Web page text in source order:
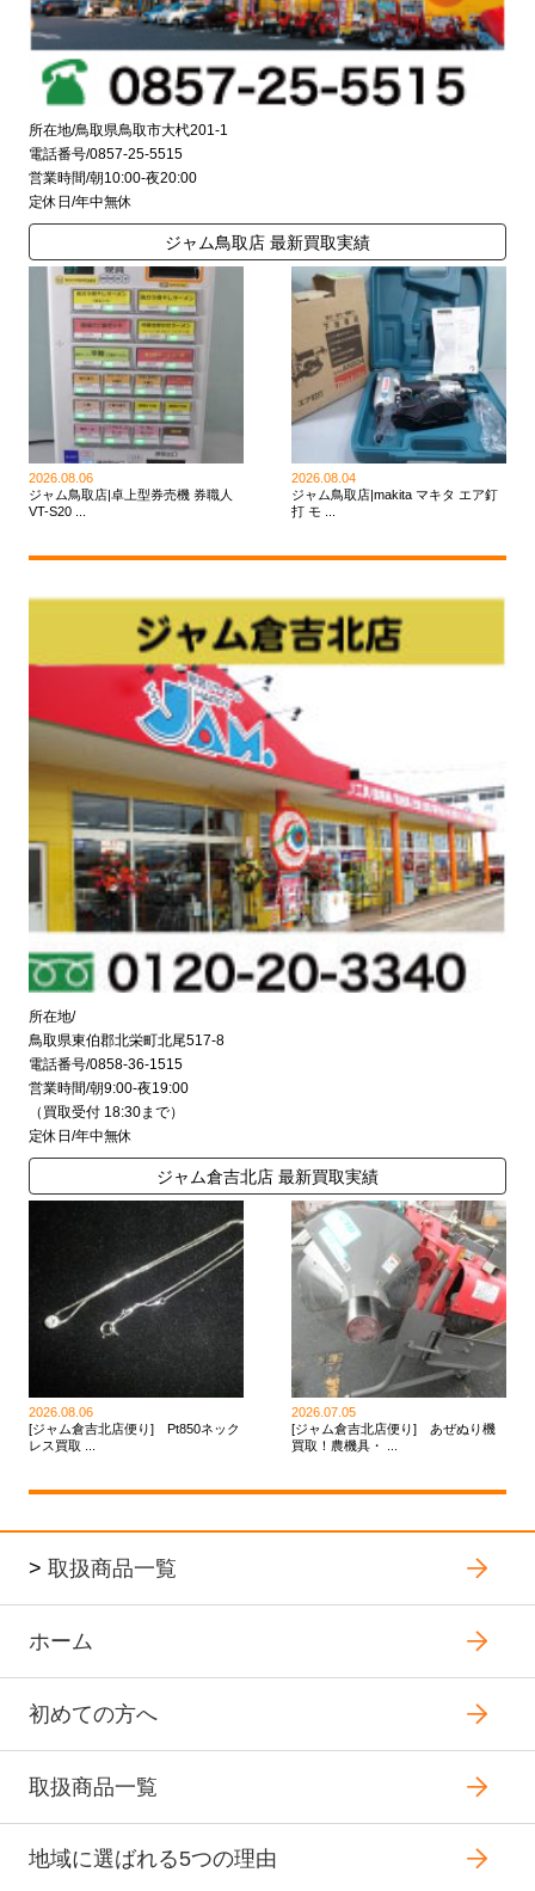
所在地/鳥取県鳥取市大杙201-1
電話番号/0857-25-5515
営業時間/朝10:00-夜20:00
定休日/年中無休
ジャム鳥取店 最新買取実績
2026.08.06
ジャム鳥取店|卓上型券売機 券職人
VT-S20 ...
2026.08.04
ジャム鳥取店|makita マキタ エア釘
打 モ ...
所在地/
鳥取県東伯郡北栄町北尾517-8
電話番号/0858-36-1515
営業時間/朝9:00-夜19:00
（買取受付 18:30まで）
定休日/年中無休
ジャム倉吉北店 最新買取実績
2026.08.06
[ジャム倉吉北店便り] Pt850ネック
レス買取 ...
2026.07.05
[ジャム倉吉北店便り] あぜぬり機
買取！農機具・ ...
> 取扱商品一覧
ホーム
初めての方へ
取扱商品一覧
地域に選ばれる5つの理由